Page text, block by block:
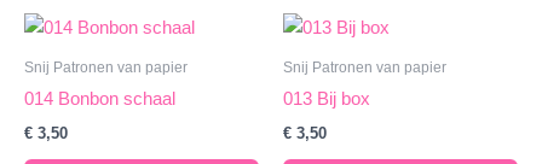
Snij Patronen van papier
014 Bonbon schaal
€ 3,50
Snij Patronen van papier
013 Bij box
€ 3,50